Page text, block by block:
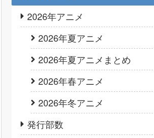
2026年アニメ
2026年夏アニメ
2026年夏アニメまとめ
2026年春アニメ
2026年冬アニメ
発行部数